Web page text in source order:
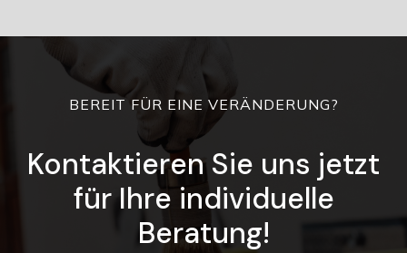
BEREIT FÜR EINE VERÄNDERUNG?
Kontaktieren Sie uns jetzt
für Ihre individuelle
Beratung!